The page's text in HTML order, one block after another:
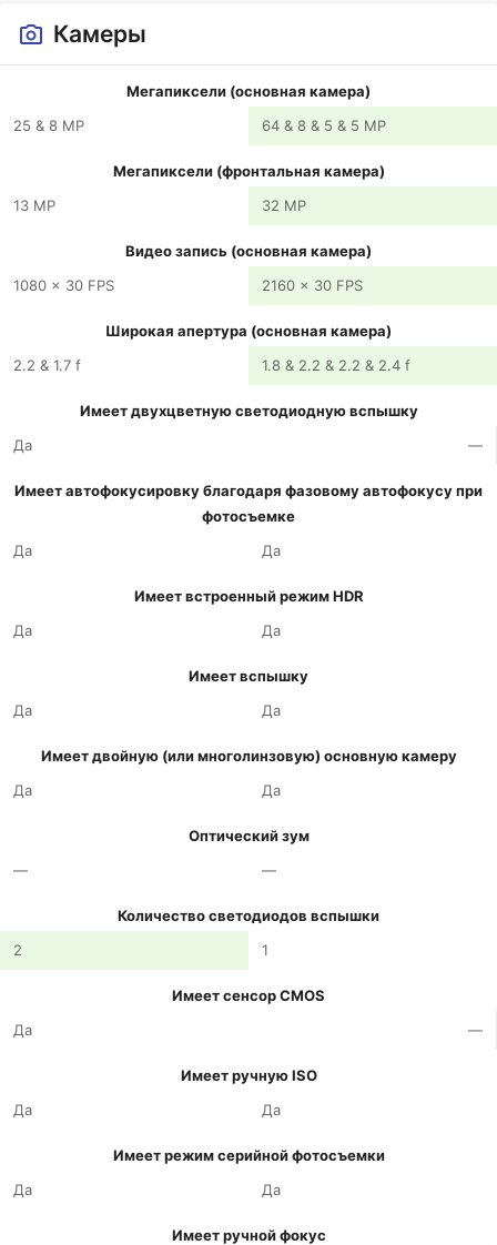
Камеры
Мегапиксели (основная камера)
25 & 8 MP
64 & 8 & 5 & 5 MP
Мегапиксели (фронтальная камера)
13 MP
32 MP
Видео запись (основная камера)
1080 x 30 FPS
2160 x 30 FPS
Широкая апертура (основная камера)
2.2 & 1.7 f
1.8 & 2.2 & 2.2 & 2.4 f
Имеет двухцветную светодиодную вспышку
Да
—
Имеет автофокусировку благодаря фазовому автофокусу при
фотосъемке
Да
Да
Имеет встроенный режим HDR
Да
Да
Имеет вспышку
Да
Да
Имеет двойную (или многолинзовую) основную камеру
Да
Да
Оптический зум
—
—
Количество светодиодов вспышки
2
1
Имеет сенсор CMOS
Да
—
Имеет ручную ISO
Да
Да
Имеет режим серийной фотосъемки
Да
Да
Имеет ручной фокус